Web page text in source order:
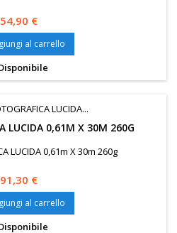
Prezzo
54,90 €
al carrello
LUCIDA 0,61M X 30M 260G
LUCIDA 0,61m X 30m 260g
Prezzo
91,30 €
al carrello